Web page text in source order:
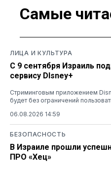
Самые
ЛИЦА И КУЛЬТУРА
С 9 сентября Израиль
сервису DIsney+
Стриминговым приложением
будет без ограничений
06.08.2026 14:59
БЕЗОПАСНОСТЬ
В Израиле прошли
ПРО «Хец»